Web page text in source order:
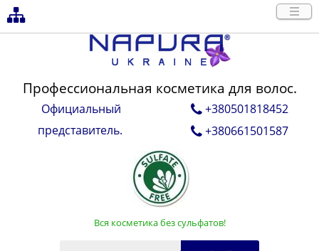
Профессиональная косметика для волос.
Официальный
представитель.
+380501818452
+380661501587
Вся косметика без сульфатов!